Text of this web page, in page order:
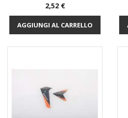
Prezzo
2,52 €
AGGIUNGI AL CARRELLO